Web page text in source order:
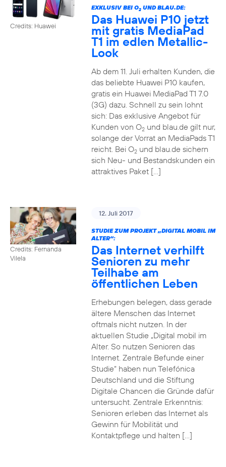
Credits: Huawei
EXKLUSIV BEI O2UND BLAU.DE:
Das Huawei P10 jetzt
mit gratis MediaPad
T1 im edlen Metallic-
Look
Ab dem 11. Juli erhalten Kunden, die
das beliebte Huawei P10 kaufen,
gratis ein Huawei MediaPad T1 7.0
(3G) dazu. Schnell zu sein lohnt
sich: Das exklusive Angebot für
Kunden von O2und blau.de gilt nur,
solange der Vorrat an MediaPads T1
reicht. Bei O2und blau.de sichern
sich Neu- und Bestandskunden ein
attraktives Paket […]
Credits: Fernanda
Vilela
12. Juli 2017
STUDIE ZUM PROJEKT „DIGITAL MOBIL IM
ALTER“:
Das Internet verhilft
Senioren zu mehr
Teilhabe am
öffentlichen Leben
Erhebungen belegen, dass gerade
ältere Menschen das Internet
oftmals nicht nutzen. In der
aktuellen Studie „Digital mobil im
Alter. So nutzen Senioren das
Internet. Zentrale Befunde einer
Studie“ haben nun Telefónica
Deutschland und die Stiftung
Digitale Chancen die Gründe dafür
untersucht. Zentrale Erkenntnis:
Senioren erleben das Internet als
Gewinn für Mobilität und
Kontaktpflege und halten […]